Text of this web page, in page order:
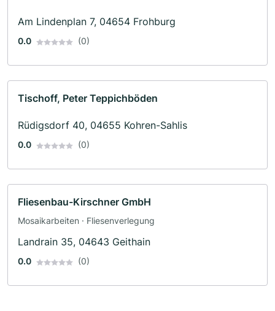
Am Lindenplan 7, 04654 Frohburg
0.0 (0)
Tischoff, Peter Teppichböden
Rüdigsdorf 40, 04655 Kohren-Sahlis
0.0 (0)
Fliesenbau-Kirschner GmbH
Mosaikarbeiten · Fliesenverlegung
Landrain 35, 04643 Geithain
0.0 (0)